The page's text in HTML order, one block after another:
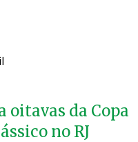
oitavas da Copa
no RJ